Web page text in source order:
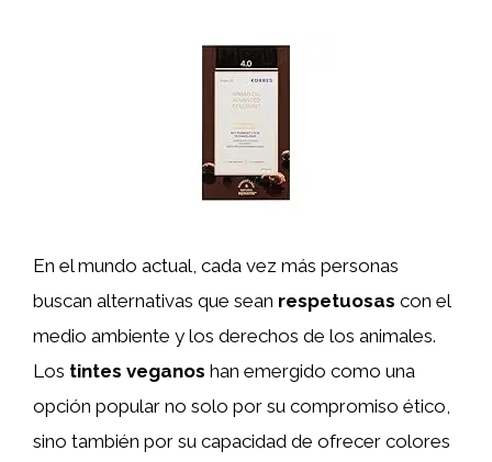
En el mundo actual, cada vez más personas
buscan alternativas que sean respetuosas con el
medio ambiente y los derechos de los animales.
Los tintes veganos han emergido como una
opción popular no solo por su compromiso ético,
sino también por su capacidad de ofrecer colores